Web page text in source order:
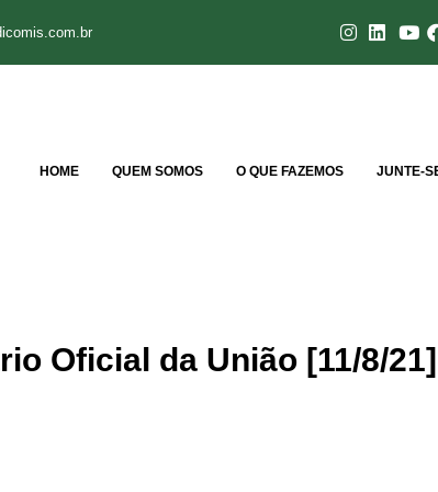
HOME QUEM SOMOS O QUE FAZEMOS JUNTE-
Oficial da União [11/8/21]